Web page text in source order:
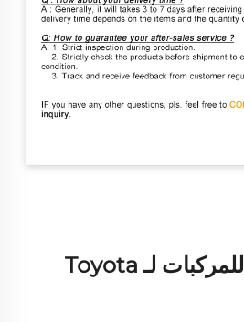
مُمتص الصدمات للمركبات لـ Toyota